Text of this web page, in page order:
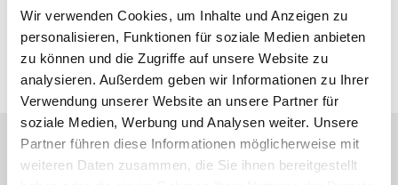
Wir verwenden Cookies, um Inhalte und Anzeigen zu
personalisieren, Funktionen für soziale Medien anbieten
zu können und die Zugriffe auf unsere Website zu
analysieren. Außerdem geben wir Informationen zu Ihrer
Verwendung unserer Website an unsere Partner für
soziale Medien, Werbung und Analysen weiter. Unsere
Partner führen diese Informationen möglicherweise mit
weiteren Daten zusammen, die Sie ihnen bereitgestellt
Zur Partner-Website
Jetzt kontaktieren
Kontaktieren Sie uns über unser Online-